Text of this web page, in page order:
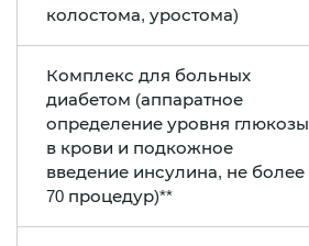
колостома, уростома)
Комплекс для больных
диабетом (аппаратное
определение уровня глюкозы
в крови и подкожное
введение инсулина, не более
70 процедур)**